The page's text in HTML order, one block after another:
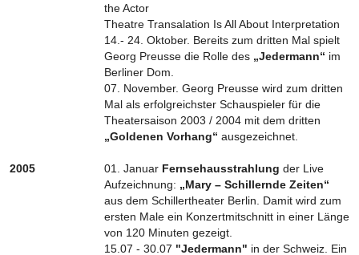
the Actor
Theatre Transalation Is All About Interpretation
14.- 24. Oktober. Bereits zum dritten Mal spielt
Georg Preusse die Rolle des „Jedermann“ im
Berliner Dom.
07. November. Georg Preusse wird zum dritten
Mal als erfolgreichster Schauspieler für die
Theatersaison 2003 / 2004 mit dem dritten
„Goldenen Vorhang“ ausgezeichnet.
2005 01. Januar Fernsehausstrahlung der Live
Aufzeichnung: „Mary – Schillernde Zeiten“
aus dem Schillertheater Berlin. Damit wird zum
ersten Male ein Konzertmitschnitt in einer Länge
von 120 Minuten gezeigt.
15.07 - 30.07 "Jedermann" in der Schweiz. Ein